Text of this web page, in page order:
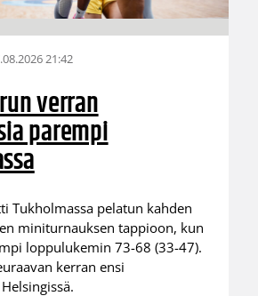
21:42
verran
parempi
Tukholmassa pelatun kahden
miniturnauksen tappioon, kun
loppulukemin 73-68 (33-47).
kerran ensi